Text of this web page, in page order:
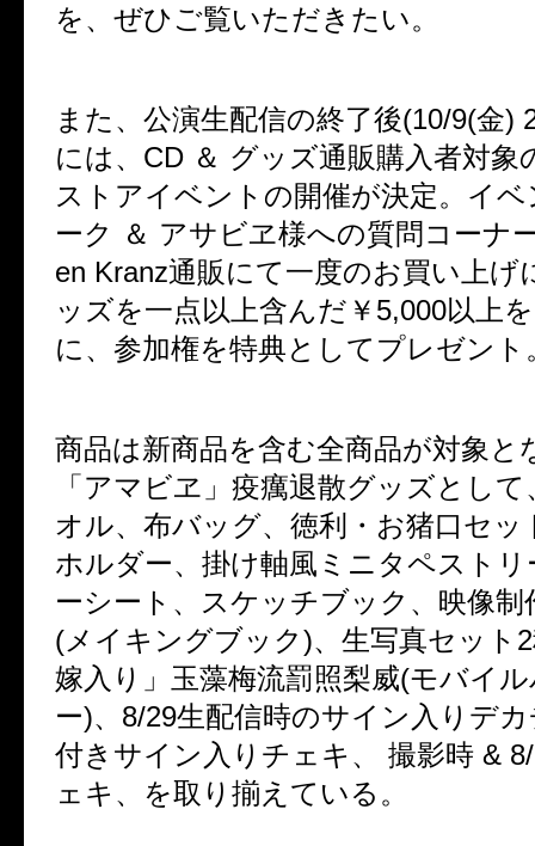
を、ぜひご覧いただきたい。
また、公演生配信の終了後(10/9(金)
には、CD ＆ グッズ通販購入者対象
ストアイベントの開催が決定。イ
ーク ＆ アサビヱ様への質問コーナ
en Kranz通販にて一度のお買い上げ
ッズを一点以上含んだ￥5,000以上
に、参加権を特典としてプレゼント
商品は新商品を含む全商品が対象と
「アマビヱ」疫癘退散グッズとし
オル、布バッグ、徳利・お猪口セッ
ホルダー、掛け軸風ミニタペスト
ーシート、スケッチブック、映像制
(メイキングブック)、生写真セット
嫁入り」玉藻梅流罰照梨威(モバイ
ー)、8/29生配信時のサイン入りデ
付きサイン入りチェキ、 撮影時 &
ェキ、を取り揃えている。